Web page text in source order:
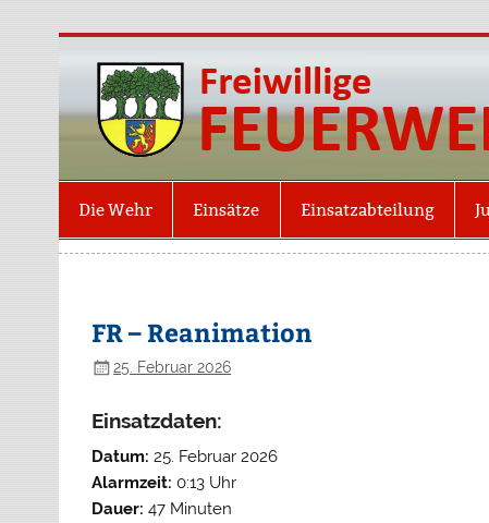
Die Wehr Einsätze Einsatzabteilung
FR – Reanimation
25. Februar 2026
Einsatzdaten:
Datum: 25. Februar 2026
Alarmzeit: 0:13 Uhr
Dauer: 47 Minuten